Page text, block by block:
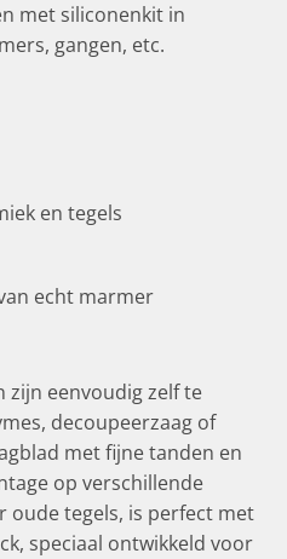
met siliconenkit in
gangen, etc.
en tegels
echt marmer
zijn eenvoudig zelf te
decoupeerzaag of
met fijne tanden en
op verschillende
tegels, is perfect met
speciaal ontwikkeld voor